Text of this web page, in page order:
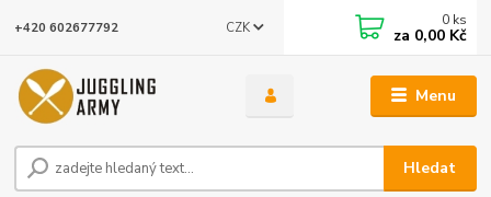
Menu
CZK
Hledat
+420 602677792 0 ks
za 0,00 Kč